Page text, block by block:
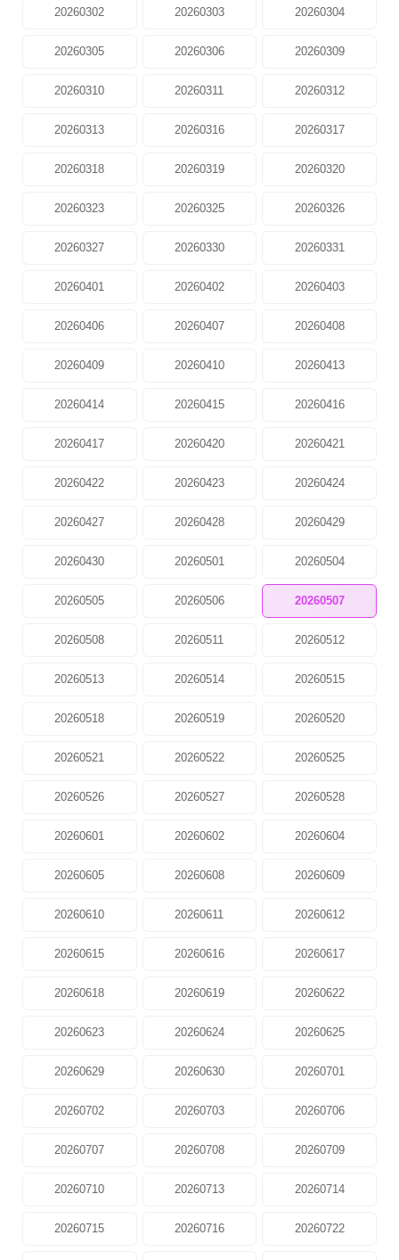
20260302 20260303 20260304
20260305 20260306 20260309
20260310 20260311 20260312
20260313 20260316 20260317
20260318 20260319 20260320
20260323 20260325 20260326
20260327 20260330 20260331
20260401 20260402 20260403
20260406 20260407 20260408
20260409 20260410 20260413
20260414 20260415 20260416
20260417 20260420 20260421
20260422 20260423 20260424
20260427 20260428 20260429
20260430 20260501 20260504
20260505 20260506 20260507
20260508 20260511 20260512
20260513 20260514 20260515
20260518 20260519 20260520
20260521 20260522 20260525
20260526 20260527 20260528
20260601 20260602 20260604
20260605 20260608 20260609
20260610 20260611 20260612
20260615 20260616 20260617
20260618 20260619 20260622
20260623 20260624 20260625
20260629 20260630 20260701
20260702 20260703 20260706
20260707 20260708 20260709
20260710 20260713 20260714
20260715 20260716 20260722